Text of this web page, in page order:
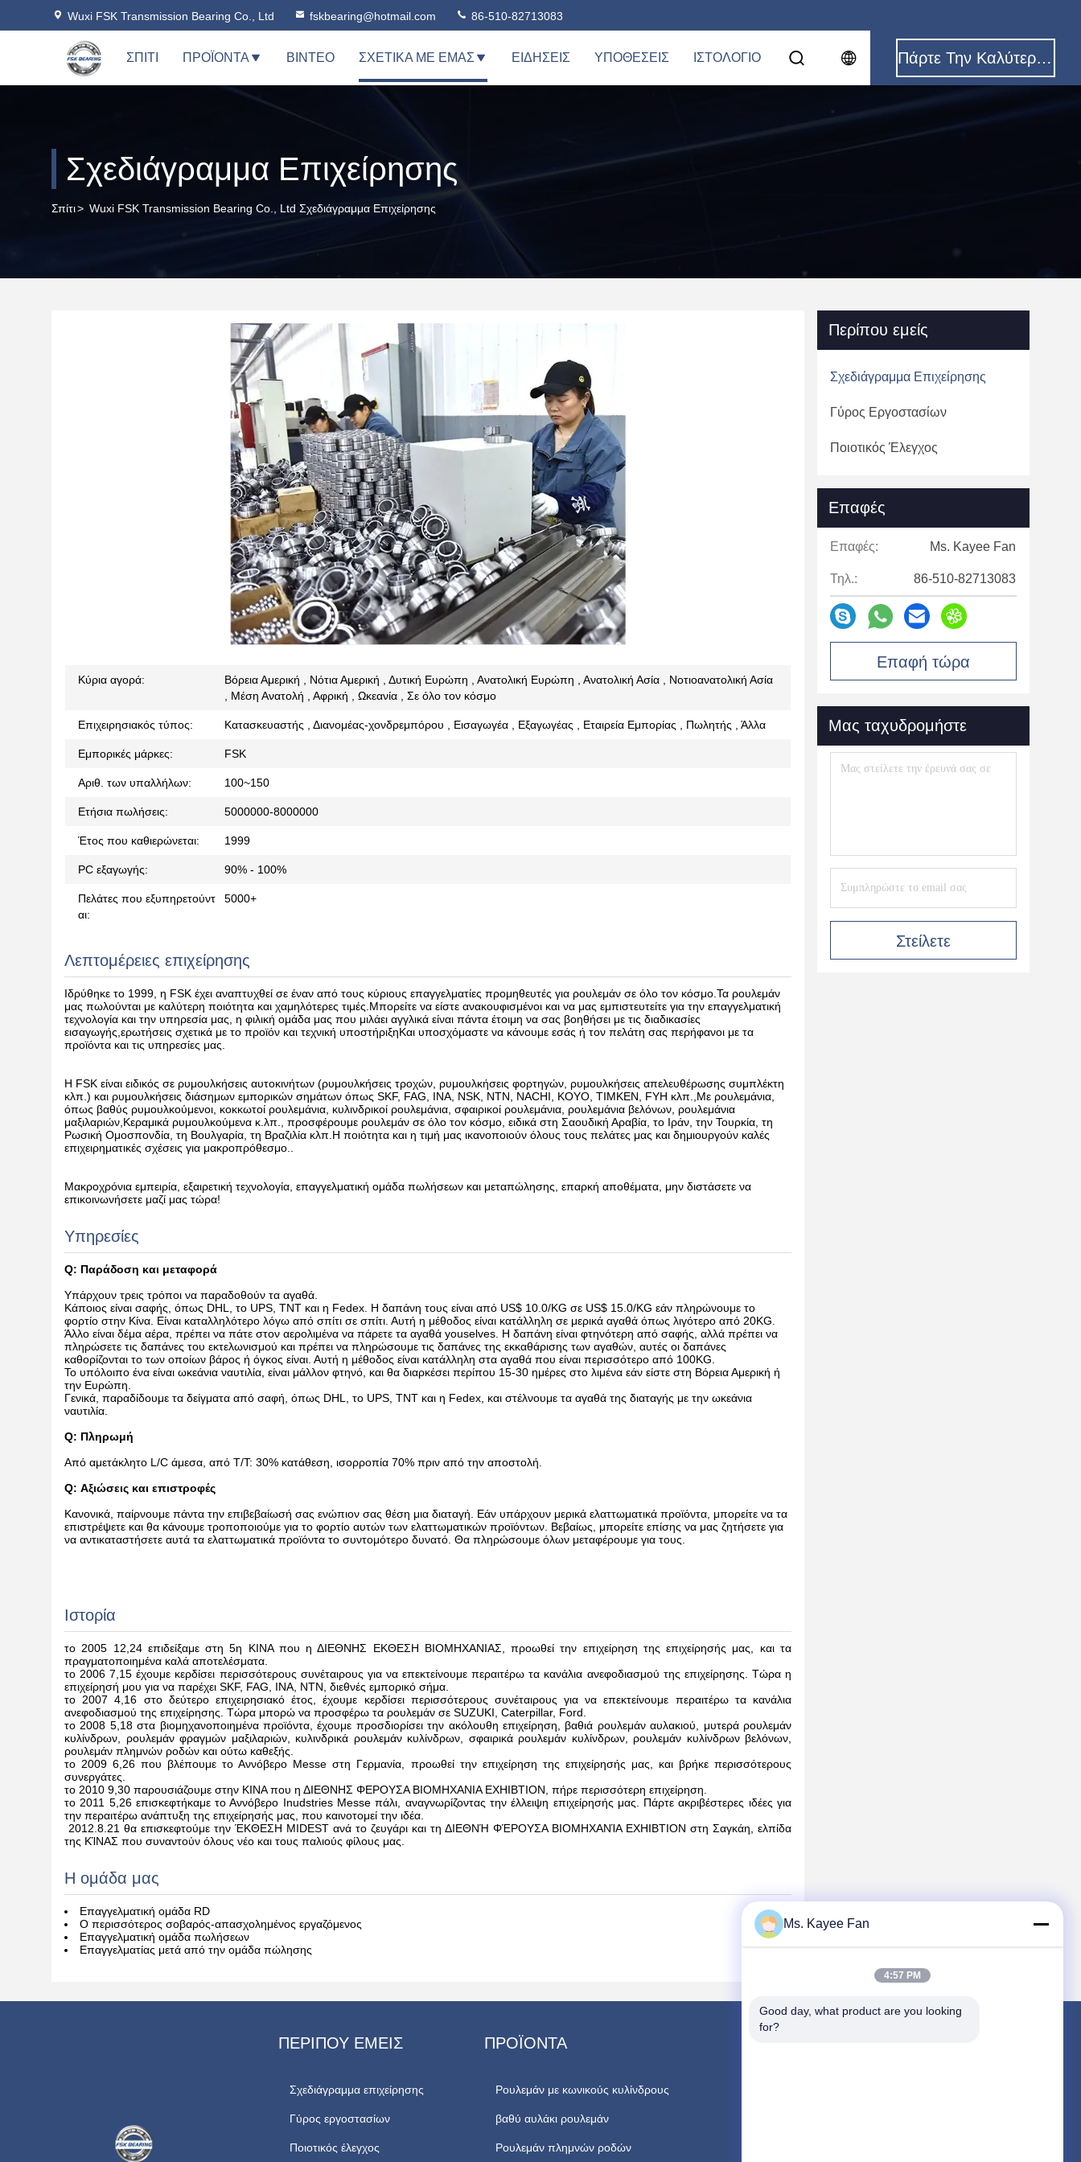
Wuxi FSK Transmission Bearing Co., Ltd fskbearing@hotmail.com 86-510-82713083
ΣΠΊΤΙ ΠΡΟΪΌΝΤΑ ΒΊΝΤΕΟ ΣΧΕΤΙΚΆ ΜΕ ΕΜΆΣ ΕΙΔΉΣΕΙΣ ΥΠΟΘΈΣΕΙΣ ΙΣΤΟΛΌΓΙΟ Πάρτε Την Καλύτερη Τιμή
Σχεδιάγραμμα Επιχείρησης
Σπίτι> Wuxi FSK Transmission Bearing Co., Ltd Σχεδιάγραμμα Επιχείρησης
Κύρια αγορά:
Βόρεια Αμερική , Νότια Αμερική , Δυτική Ευρώπη , Ανατολική Ευρώπη , Ανατολική Ασία , Νοτιοανατολική Ασία
, Μέση Ανατολή , Αφρική , Ωκεανία , Σε όλο τον κόσμο
Επιχειρησιακός τύπος: Κατασκευαστής , Διανομέας-χονδρεμπόρου , Εισαγωγέα , Εξαγωγέας , Εταιρεία Εμπορίας , Πωλητής , Άλλα
Εμπορικές μάρκες: FSK
Αριθ. των υπαλλήλων: 100~150
Ετήσια πωλήσεις: 5000000-8000000
Έτος που καθιερώνεται: 1999
PC εξαγωγής: 90% - 100%
Πελάτες που εξυπηρετούντ
αι:
5000+
Λεπτομέρειες επιχείρησης
Ιδρύθηκε το 1999, η FSK έχει αναπτυχθεί σε έναν από τους κύριους επαγγελματίες προμηθευτές για ρουλεμάν σε όλο τον κόσμο.Τα ρουλεμάν
μας πωλούνται με καλύτερη ποιότητα και χαμηλότερες τιμές.Μπορείτε να είστε ανακουφισμένοι και να μας εμπιστευτείτε για την επαγγελματική
τεχνολογία και την υπηρεσία μας, η φιλική ομάδα μας που μιλάει αγγλικά είναι πάντα έτοιμη να σας βοηθήσει με τις διαδικασίες
εισαγωγής,ερωτήσεις σχετικά με το προϊόν και τεχνική υποστήριξηΚαι υποσχόμαστε να κάνουμε εσάς ή τον πελάτη σας περήφανοι με τα
προϊόντα και τις υπηρεσίες μας.
Η FSK είναι ειδικός σε ρυμουλκήσεις αυτοκινήτων (ρυμουλκήσεις τροχών, ρυμουλκήσεις φορτηγών, ρυμουλκήσεις απελευθέρωσης συμπλέκτη
κλπ.) και ρυμουλκήσεις διάσημων εμπορικών σημάτων όπως SKF, FAG, INA, NSK, NTN, NACHI, KOYO, TIMKEN, FYH κλπ.,Με ρουλεμάνια,
όπως βαθύς ρυμουλκούμενοι, κοκκωτοί ρουλεμάνια, κυλινδρικοί ρουλεμάνια, σφαιρικοί ρουλεμάνια, ρουλεμάνια βελόνων, ρουλεμάνια
μαξιλαριών,Κεραμικά ρυμουλκούμενα κ.λπ., προσφέρουμε ρουλεμάν σε όλο τον κόσμο, ειδικά στη Σαουδική Αραβία, το Ιράν, την Τουρκία, τη
Ρωσική Ομοσπονδία, τη Βουλγαρία, τη Βραζιλία κλπ.Η ποιότητα και η τιμή μας ικανοποιούν όλους τους πελάτες μας και δημιουργούν καλές
επιχειρηματικές σχέσεις για μακροπρόθεσμο..
Μακροχρόνια εμπειρία, εξαιρετική τεχνολογία, επαγγελματική ομάδα πωλήσεων και μεταπώλησης, επαρκή αποθέματα, μην διστάσετε να
επικοινωνήσετε μαζί μας τώρα!
Υπηρεσίες
Q: Παράδοση και μεταφορά
Υπάρχουν τρεις τρόποι να παραδοθούν τα αγαθά.
Κάποιος είναι σαφής, όπως DHL, το UPS, TNT και η Fedex. Η δαπάνη τους είναι από US$ 10.0/KG σε US$ 15.0/KG εάν πληρώνουμε το
φορτίο στην Κίνα. Είναι καταλληλότερο λόγω από σπίτι σε σπίτι. Αυτή η μέθοδος είναι κατάλληλη σε μερικά αγαθά όπως λιγότερο από 20KG.
Άλλο είναι δέμα αέρα, πρέπει να πάτε στον αερολιμένα να πάρετε τα αγαθά youselves. Η δαπάνη είναι φτηνότερη από σαφής, αλλά πρέπει να
πληρώσετε τις δαπάνες του εκτελωνισμού και πρέπει να πληρώσουμε τις δαπάνες της εκκαθάρισης των αγαθών, αυτές οι δαπάνες
καθορίζονται το των οποίων βάρος ή όγκος είναι. Αυτή η μέθοδος είναι κατάλληλη στα αγαθά που είναι περισσότερο από 100KG.
Το υπόλοιπο ένα είναι ωκεάνια ναυτιλία, είναι μάλλον φτηνό, και θα διαρκέσει περίπου 15-30 ημέρες στο λιμένα εάν είστε στη Βόρεια Αμερική ή
την Ευρώπη.
Γενικά, παραδίδουμε τα δείγματα από σαφή, όπως DHL, το UPS, TNT και η Fedex, και στέλνουμε τα αγαθά της διαταγής με την ωκεάνια
ναυτιλία.
Q: Πληρωμή
Από αμετάκλητο L/C άμεσα, από T/T: 30% κατάθεση, ισορροπία 70% πριν από την αποστολή.
Q: Αξιώσεις και επιστροφές
Κανονικά, παίρνουμε πάντα την επιβεβαίωσή σας ενώπιον σας θέση μια διαταγή. Εάν υπάρχουν μερικά ελαττωματικά προϊόντα, μπορείτε να τα
επιστρέψετε και θα κάνουμε τροποποιούμε για το φορτίο αυτών των ελαττωματικών προϊόντων. Βεβαίως, μπορείτε επίσης να μας ζητήσετε για
να αντικαταστήσετε αυτά τα ελαττωματικά προϊόντα το συντομότερο δυνατό. Θα πληρώσουμε όλων μεταφέρουμε για τους.
Ιστορία
το 2005 12,24 επιδείξαμε στη 5η ΚΙΝΑ που η ΔΙΕΘΝΗΣ ΕΚΘΕΣΗ ΒΙΟΜΗΧΑΝΙΑΣ, προωθεί την επιχείρηση της επιχείρησής μας, και τα
πραγματοποιημένα καλά αποτελέσματα.
το 2006 7,15 έχουμε κερδίσει περισσότερους συνέταιρους για να επεκτείνουμε περαιτέρω τα κανάλια ανεφοδιασμού της επιχείρησης. Τώρα η
επιχείρησή μου για να παρέχει SKF, FAG, INA, NTN, διεθνές εμπορικό σήμα.
το 2007 4,16 στο δεύτερο επιχειρησιακό έτος, έχουμε κερδίσει περισσότερους συνέταιρους για να επεκτείνουμε περαιτέρω τα κανάλια
ανεφοδιασμού της επιχείρησης. Τώρα μπορώ να προσφέρω τα ρουλεμάν σε SUZUKI, Caterpillar, Ford.
το 2008 5,18 στα βιομηχανοποιημένα προϊόντα, έχουμε προσδιορίσει την ακόλουθη επιχείρηση, βαθιά ρουλεμάν αυλακιού, μυτερά ρουλεμάν
κυλίνδρων, ρουλεμάν φραγμών μαξιλαριών, κυλινδρικά ρουλεμάν κυλίνδρων, σφαιρικά ρουλεμάν κυλίνδρων, ρουλεμάν κυλίνδρων βελόνων,
ρουλεμάν πλημνών ροδών και ούτω καθεξής.
το 2009 6,26 που βλέπουμε το Αννόβερο Messe στη Γερμανία, προωθεί την επιχείρηση της επιχείρησής μας, και βρήκε περισσότερους
συνεργάτες.
το 2010 9,30 παρουσιάζουμε στην ΚΙΝΑ που η ΔΙΕΘΝΗΣ ΦΕΡΟΥΣΑ ΒΙΟΜΗΧΑΝΙΑ EXHIBTION, πήρε περισσότερη επιχείρηση.
το 2011 5,26 επισκεφτήκαμε το Αννόβερο Inudstries Messe πάλι, αναγνωρίζοντας την έλλειψη επιχείρησής μας. Πάρτε ακριβέστερες ιδέες για
την περαιτέρω ανάπτυξη της επιχείρησής μας, που καινοτομεί την ιδέα.
2012.8.21 θα επισκεφτούμε την ΈΚΘΕΣΗ MIDEST ανά το ζευγάρι και τη ΔΙΕΘΝΉ ΦΈΡΟΥΣΑ ΒΙΟΜΗΧΑΝΊΑ EXHIBTION στη Σαγκάη, ελπίδα
της ΚΊΝΑΣ που συναντούν όλους νέο και τους παλιούς φίλους μας.
Η ομάδα μας
Επαγγελματική ομάδα RD
Ο περισσότερος σοβαρός-απασχολημένος εργαζόμενος
Επαγγελματική ομάδα πωλήσεων
Επαγγελματίας μετά από την ομάδα πώλησης
Περίπου εμείς
Σχεδιάγραμμα Επιχείρησης
Γύρος Εργοστασίων
Ποιοτικός Έλεγχος
Επαφές
Επαφές: Ms. Kayee Fan
Τηλ.: 86-510-82713083
Επαφή τώρα
Μας ταχυδρομήστε
Στείλετε
ΠΕΡΊΠΟΥ ΕΜΕΊΣ
Σχεδιάγραμμα επιχείρησης
Γύρος εργοστασίων
Ποιοτικός έλεγχος
ΠΡΟΪΌΝΤΑ
Ρουλεμάν με κωνικούς κυλίνδρους
βαθύ αυλάκι ρουλεμάν
Ρουλεμάν πλημνών ροδών
Ms. Kayee Fan
4:57 PM
Good day, what product are you looking
for?